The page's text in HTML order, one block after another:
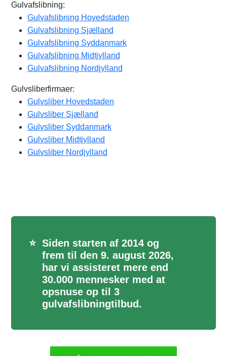
Gulvafslibning:
Gulvafslibning Hovedstaden
Gulvafslibning Sjælland
Gulvafslibning Syddanmark
Gulvafslibning Midtjylland
Gulvafslibning Nordjylland
Gulvsliberfirmaer:
Gulvsliber Hovedstaden
Gulvsliber Sjælland
Gulvsliber Syddanmark
Gulvsliber Midtjylland
Gulvsliber Nordjylland
⭐ Siden starten af 2014 og
frem til den 9. august 2026,
har vi assisteret mere end
30.000 mennesker med at
opsnuse op til 3
gulvafslibningtilbud.